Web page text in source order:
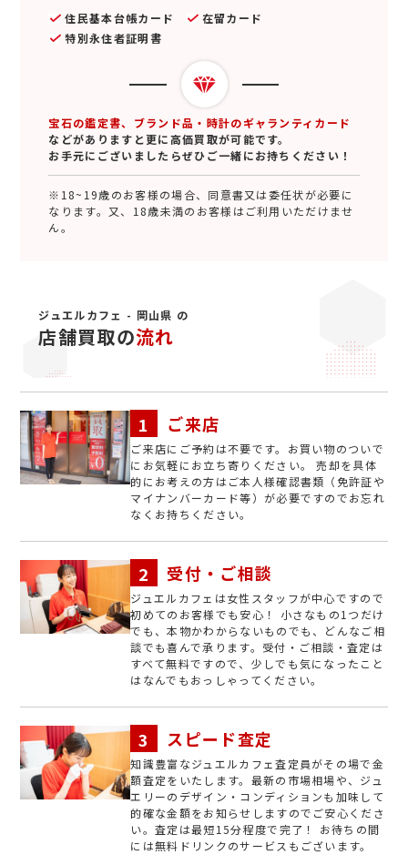
住民基本台帳カード
在留カード
特別永住者証明書
宝石の鑑定書、ブランド品・時計のギャランティカード
などがありますと更に高価買取が可能です。
お手元にございましたらぜひご一緒にお持ちください！
※18~19歳のお客様の場合、同意書又は委任状が必要に
なります。又、18歳未満のお客様はご利用いただけませ
ん。
ジュエルカフェ - 岡山県 の
店舗買取の流れ
ご来店
ご来店にご予約は不要です。お買い物のついで
にお気軽にお立ち寄りください。 売却を具体
的にお考えの方はご本人様確認書類（免許証や
マイナンバーカード等）が必要ですのでお忘れ
なくお持ちください。
受付・ご相談
ジュエルカフェは女性スタッフが中心ですので
初めてのお客様でも安心！ 小さなもの1つだけ
でも、本物かわからないものでも、どんなご相
談でも喜んで承ります。受付・ご相談・査定は
すべて無料ですので、少しでも気になったこと
はなんでもおっしゃってください。
スピード査定
知識豊富なジュエルカフェ査定員がその場で金
額査定をいたします。最新の市場相場や、ジュ
エリーのデザイン・コンディションも加味して
的確な金額をお知らせしますのでご安心くださ
い。査定は最短15分程度で完了！ お待ちの間
には無料ドリンクのサービスもございます。